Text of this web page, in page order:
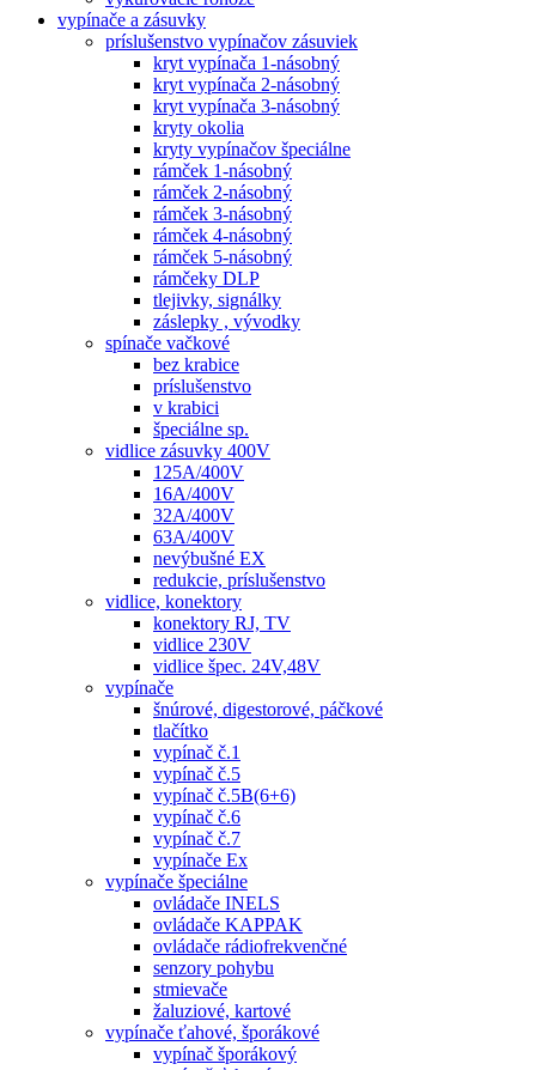
vypínače a zásuvky
príslušenstvo vypínačov zásuviek
kryt vypínača 1-násobný
kryt vypínača 2-násobný
kryt vypínača 3-násobný
kryty okolia
kryty vypínačov špeciálne
rámček 1-násobný
rámček 2-násobný
rámček 3-násobný
rámček 4-násobný
rámček 5-násobný
rámčeky DLP
tlejivky, signálky
záslepky , vývodky
spínače vačkové
bez krabice
príslušenstvo
v krabici
špeciálne sp.
vidlice zásuvky 400V
125A/400V
16A/400V
32A/400V
63A/400V
nevýbušné EX
redukcie, príslušenstvo
vidlice, konektory
konektory RJ, TV
vidlice 230V
vidlice špec. 24V,48V
vypínače
šnúrové, digestorové, páčkové
tlačítko
vypínač č.1
vypínač č.5
vypínač č.5B(6+6)
vypínač č.6
vypínač č.7
vypínače Ex
vypínače špeciálne
ovládače INELS
ovládače KAPPAK
ovládače rádiofrekvenčné
senzory pohybu
stmievače
žaluziové, kartové
vypínače ťahové, šporákové
vypínač šporákový